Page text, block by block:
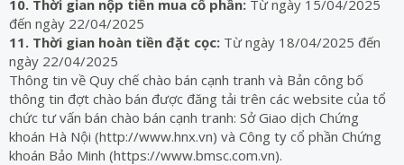
10. Thời gian nộp tiền mua cổ phần: Từ ngày 15/04/2025
đến ngày 22/04/2025
11. Thời gian hoàn tiền đặt cọc: Từ ngày 18/04/2025 đến
ngày 22/04/2025
Thông tin về Quy chế chào bán cạnh tranh và Bản công bố
thông tin đợt chào bán được đăng tải trên các website của tổ
chức tư vấn bán chào bán cạnh tranh: Sở Giao dịch Chứng
khoán Hà Nội (http://www.hnx.vn) và Công ty cổ phần Chứng
khoán Bảo Minh (https://www.bmsc.com.vn).